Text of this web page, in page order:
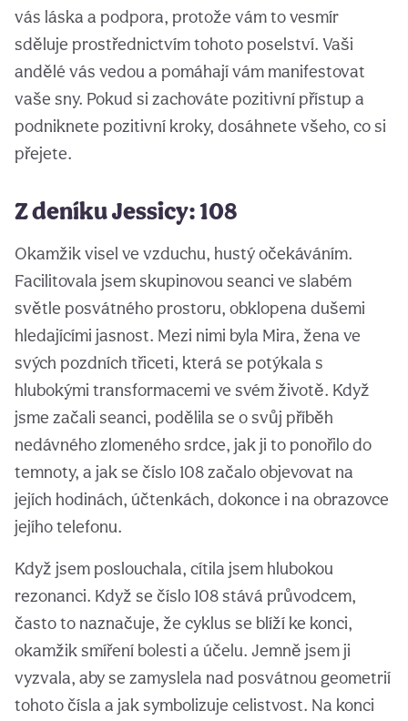
vás láska a podpora, protože vám to vesmír
sděluje prostřednictvím tohoto poselství. Vaši
andělé vás vedou a pomáhají vám manifestovat
vaše sny. Pokud si zachováte pozitivní přístup a
podniknete pozitivní kroky, dosáhnete všeho, co si
přejete.
Z deníku Jessicy: 108
Okamžik visel ve vzduchu, hustý očekáváním.
Facilitovala jsem skupinovou seanci ve slabém
světle posvátného prostoru, obklopena dušemi
hledajícími jasnost. Mezi nimi byla Mira, žena ve
svých pozdních třiceti, která se potýkala s
hlubokými transformacemi ve svém životě. Když
jsme začali seanci, podělila se o svůj příběh
nedávného zlomeného srdce, jak ji to ponořilo do
temnoty, a jak se číslo 108 začalo objevovat na
jejích hodinách, účtenkách, dokonce i na obrazovce
jejího telefonu.
Když jsem poslouchala, cítila jsem hlubokou
rezonanci. Když se číslo 108 stává průvodcem,
často to naznačuje, že cyklus se blíží ke konci,
okamžik smíření bolesti a účelu. Jemně jsem ji
vyzvala, aby se zamyslela nad posvátnou geometrií
tohoto čísla a jak symbolizuje celistvost. Na konci